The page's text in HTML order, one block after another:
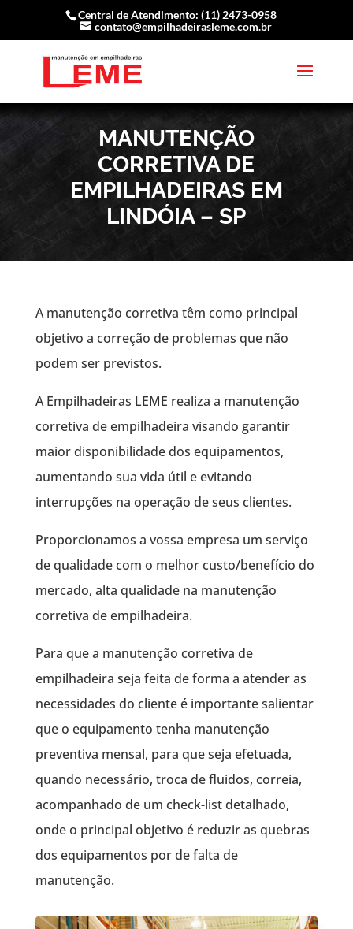
Central de Atendimento: (11) 2473-0958
contato@empilhadeirasleme.com.br
MANUTENÇÃO
CORRETIVA DE
EMPILHADEIRAS EM
LINDÓIA – SP
A manutenção corretiva têm como principal
objetivo a correção de problemas que não
podem ser previstos.
A Empilhadeiras LEME realiza a manutenção
corretiva de empilhadeira visando garantir
maior disponibilidade dos equipamentos,
aumentando sua vida útil e evitando
interrupções na operação de seus clientes.
Proporcionamos a vossa empresa um serviço
de qualidade com o melhor custo/benefício do
mercado, alta qualidade na manutenção
corretiva de empilhadeira.
Para que a manutenção corretiva de
empilhadeira seja feita de forma a atender as
necessidades do cliente é importante salientar
que o equipamento tenha manutenção
preventiva mensal, para que seja efetuada,
quando necessário, troca de fluidos, correia,
acompanhado de um check-list detalhado,
onde o principal objetivo é reduzir as quebras
dos equipamentos por de falta de
manutenção.